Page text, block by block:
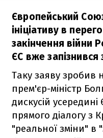
Європейський
ініціативу в
закінчення війни
ЄС вже запізнився
Таку заяву зробив
прем'єр-міністр
дискусій
прямого діалогу з
"реальної зміни" в